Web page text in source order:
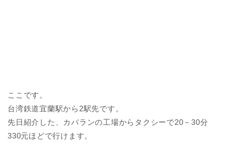
ここです。
台湾鉄道宜蘭駅から2駅先です。
先日紹介した、カバランの工場からタクシーで20－30分
330元ほどで行けます。